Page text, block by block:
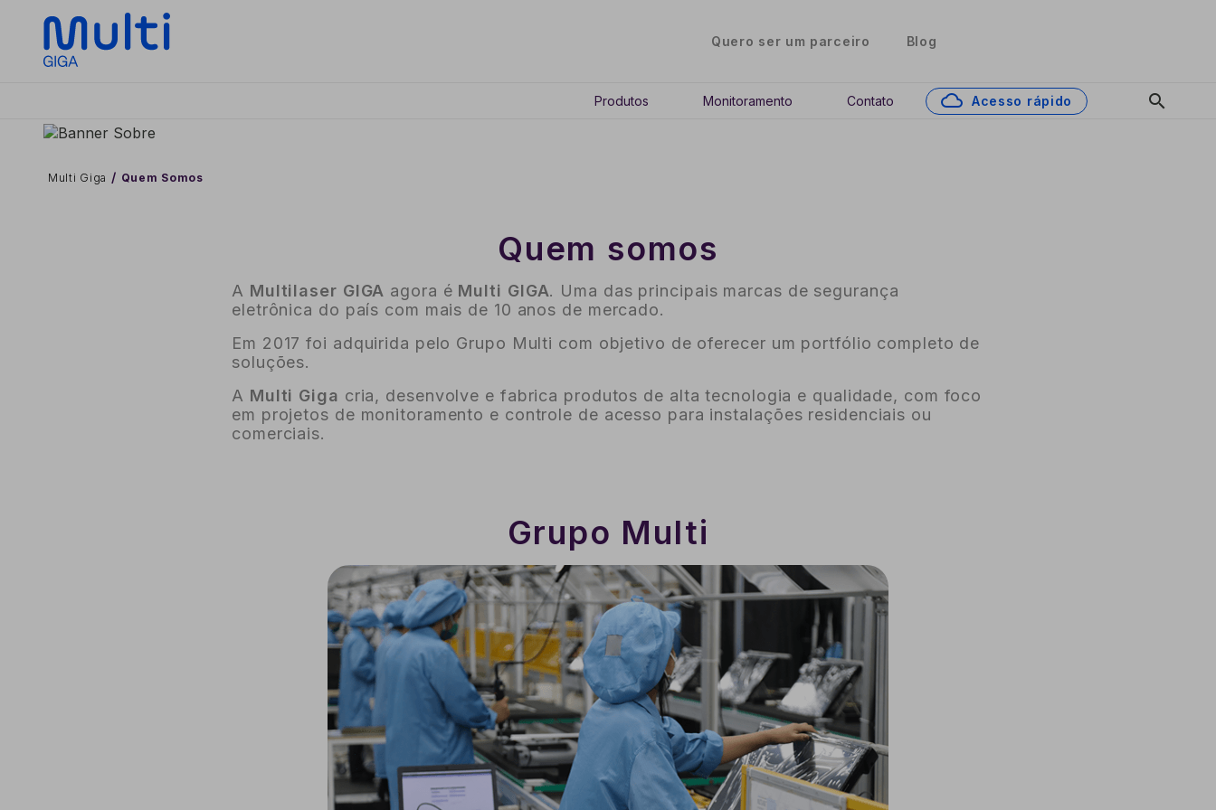
Quero ser um parceiro Blog
Produtos Monitoramento Contato cloud Acesso rápido search
Multi Giga Quem Somos
Quem somos
A Multilaser GIGA agora é Multi GIGA. Uma das principais marcas de segurança
eletrônica do país com mais de 10 anos de mercado.
Em 2017 foi adquirida pelo Grupo Multi com objetivo de oferecer um portfólio completo de
soluções.
A Multi Giga cria, desenvolve e fabrica produtos de alta tecnologia e qualidade, com foco
em projetos de monitoramento e controle de acesso para instalações residenciais ou
comerciais.
Grupo Multi